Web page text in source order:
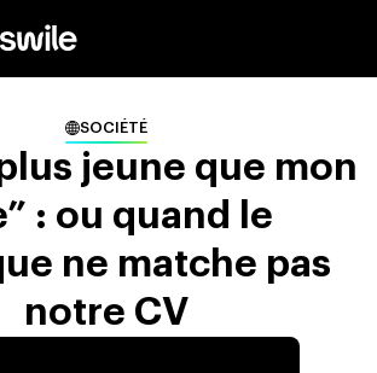
SOCIÉTÉ
jeune que mon
: ou quand le
ne matche pas
notre CV